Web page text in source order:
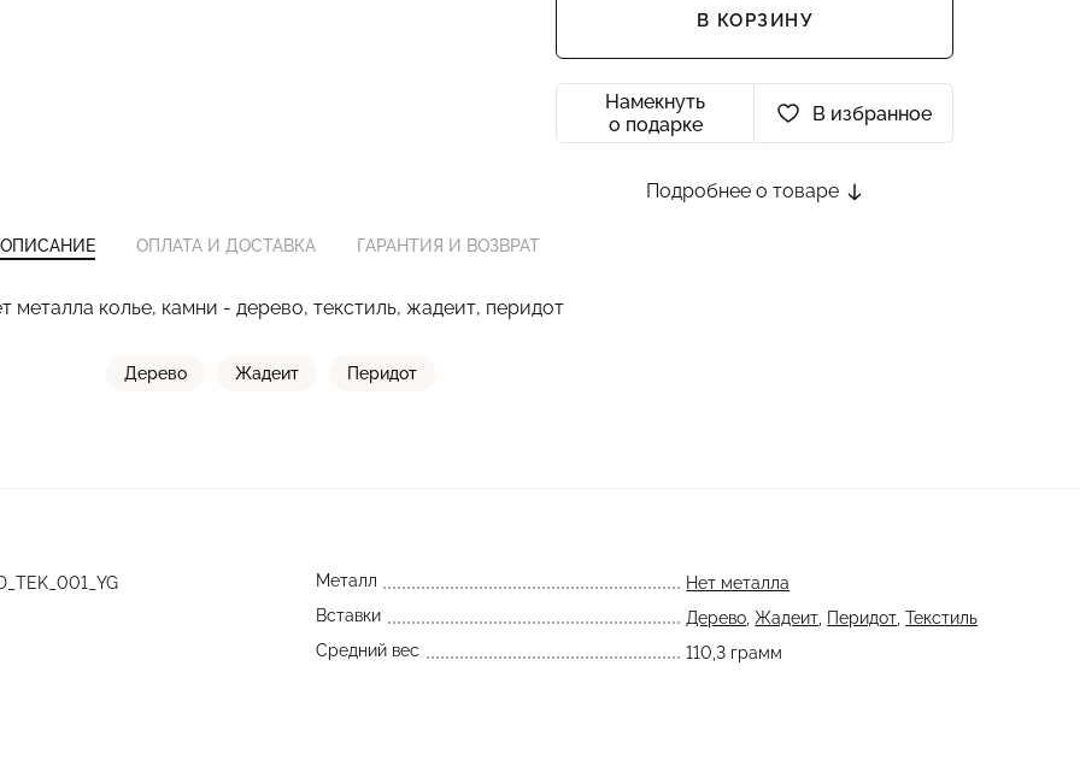
В КОРЗИНУ
Намекнуть
о подарке
В избранное
Подробнее о товаре
ОПИСАНИЕ ОПЛАТА И ДОСТАВКА ГАРАНТИЯ И ВОЗВРАТ
металла колье, камни - дерево, текстиль, жадеит, перидот
Дерево Жадеит Перидот
Металл
Нет металла
Вставки
Дерево ,Жадеит Перидот ,Текстиль
Средний вес
110,3 грамм